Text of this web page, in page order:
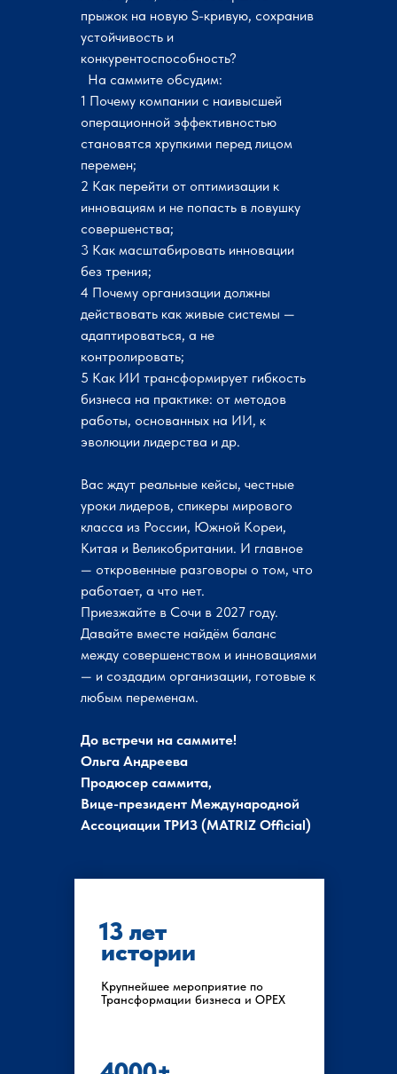
прыжок на новую S-кривую, сохранив
устойчивость и
конкурентоспособность?
На саммите обсудим:
1 Почему компании с наивысшей
операционной эффективностью
становятся хрупкими перед лицом
перемен;
2 Как перейти от оптимизации к
инновациям и не попасть в ловушку
совершенства;
3 Как масштабировать инновации
без трения;
4 Почему организации должны
действовать как живые системы —
адаптироваться, а не
контролировать;
5 Как ИИ трансформирует гибкость
бизнеса на практике: от методов
работы, основанных на ИИ, к
эволюции лидерства и др.
Вас ждут реальные кейсы, честные
уроки лидеров, спикеры мирового
класса из России, Южной Кореи,
Китая и Великобритании. И главное
— откровенные разговоры о том, что
работает, а что нет.
Приезжайте в Сочи в 2027 году.
Давайте вместе найдём баланс
между совершенством и инновациями
— и создадим организации, готовые к
любым переменам.
До встречи на саммите!
Ольга Андреева
Продюсер саммита,
Вице-президент Международной
Ассоциации ТРИЗ (MATRIZ Official)
13 лет
Крупнейшее мероприятие по
Трансформации бизнеса и OPEX
истории